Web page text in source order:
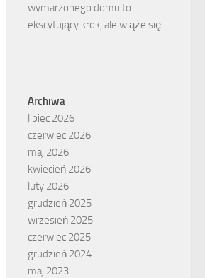
wymarzonego domu to
ekscytujący krok, ale wiąże się
…
Archiwa
lipiec 2026
czerwiec 2026
maj 2026
kwiecień 2026
luty 2026
grudzień 2025
wrzesień 2025
czerwiec 2025
grudzień 2024
maj 2023